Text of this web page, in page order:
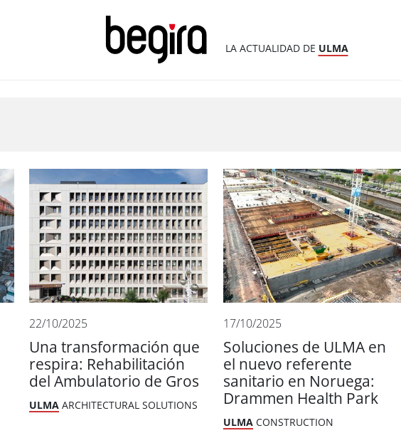
LA ACTUALIDAD DE ULMA
22/10/2025
Una transformación que
respira: Rehabilitación
del Ambulatorio de Gros
ULMA ARCHITECTURAL SOLUTIONS
17/10/2025
Soluciones de ULMA en
el nuevo referente
sanitario en Noruega:
Drammen Health Park
ULMACONSTRUCTION